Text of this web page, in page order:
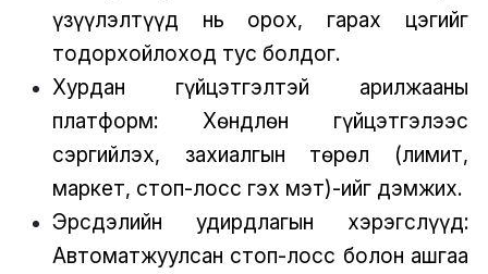
үзүүлэлтүүд нь орох, гарах цэгийг
тодорхойлоход тус болдог.
Хурдан гүйцэтгэлтэй арилжааны
платформ: Хөндлөн гүйцэтгэлээс
сэргийлэх, захиалгын төрөл (лимит,
маркет, стоп-лосс гэх мэт)-ийг дэмжих.
Эрсдэлийн удирдлагын хэрэгслүүд:
Автоматжуулсан стоп-лосс болон ашгаа